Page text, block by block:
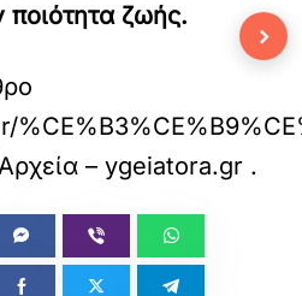
ποιότητα ζωής.
– ygeiatora.gr .
›